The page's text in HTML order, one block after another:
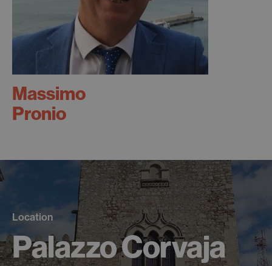
Massimo
Pronio
Location
Palazzo Corvaja